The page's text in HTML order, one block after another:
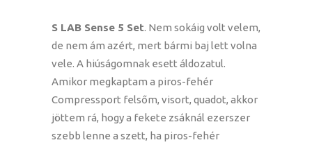
S LAB Sense 5 Set. Nem sokáig volt velem,
de nem ám azért, mert bármi baj lett volna
vele. A hiúságomnak esett áldozatul.
Amikor megkaptam a piros-fehér
Compressport felsőm, visort, quadot, akkor
jöttem rá, hogy a fekete zsáknál ezerszer
szebb lenne a szett, ha piros-fehér